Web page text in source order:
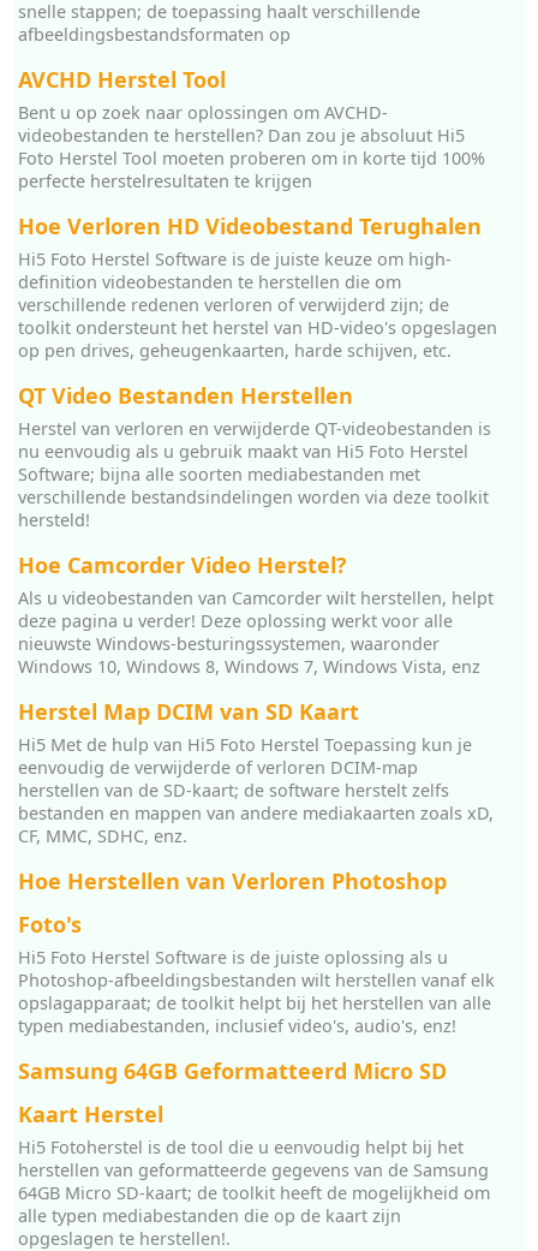
snelle stappen; de toepassing haalt verschillende
afbeeldingsbestandsformaten op
AVCHD Herstel Tool
Bent u op zoek naar oplossingen om AVCHD-
videobestanden te herstellen? Dan zou je absoluut Hi5
Foto Herstel Tool moeten proberen om in korte tijd 100%
perfecte herstelresultaten te krijgen
Hoe Verloren HD Videobestand Terughalen
Hi5 Foto Herstel Software is de juiste keuze om high-
definition videobestanden te herstellen die om
verschillende redenen verloren of verwijderd zijn; de
toolkit ondersteunt het herstel van HD-video's opgeslagen
op pen drives, geheugenkaarten, harde schijven, etc.
QT Video Bestanden Herstellen
Herstel van verloren en verwijderde QT-videobestanden is
nu eenvoudig als u gebruik maakt van Hi5 Foto Herstel
Software; bijna alle soorten mediabestanden met
verschillende bestandsindelingen worden via deze toolkit
hersteld!
Hoe Camcorder Video Herstel?
Als u videobestanden van Camcorder wilt herstellen, helpt
deze pagina u verder! Deze oplossing werkt voor alle
nieuwste Windows-besturingssystemen, waaronder
Windows 10, Windows 8, Windows 7, Windows Vista, enz
Herstel Map DCIM van SD Kaart
Hi5 Met de hulp van Hi5 Foto Herstel Toepassing kun je
eenvoudig de verwijderde of verloren DCIM-map
herstellen van de SD-kaart; de software herstelt zelfs
bestanden en mappen van andere mediakaarten zoals xD,
CF, MMC, SDHC, enz.
Hoe Herstellen van Verloren Photoshop
Foto's
Hi5 Foto Herstel Software is de juiste oplossing als u
Photoshop-afbeeldingsbestanden wilt herstellen vanaf elk
opslagapparaat; de toolkit helpt bij het herstellen van alle
typen mediabestanden, inclusief video's, audio's, enz!
Samsung 64GB Geformatteerd Micro SD
Kaart Herstel
Hi5 Fotoherstel is de tool die u eenvoudig helpt bij het
herstellen van geformatteerde gegevens van de Samsung
64GB Micro SD-kaart; de toolkit heeft de mogelijkheid om
alle typen mediabestanden die op de kaart zijn
opgeslagen te herstellen!.